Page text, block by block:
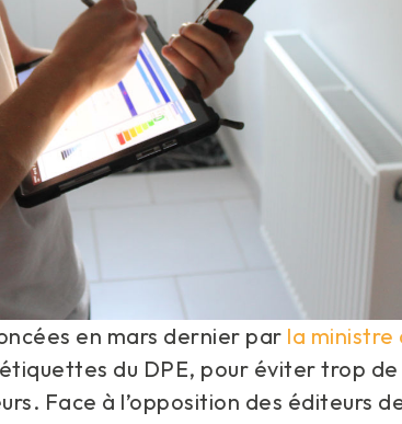
en mars dernier par la ministre
du DPE, pour éviter trop de
Face à l’opposition des éditeurs